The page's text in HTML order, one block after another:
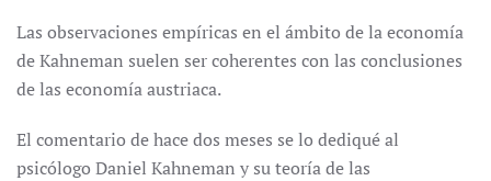
Las observaciones empíricas en el ámbito de la economía
de Kahneman suelen ser coherentes con las conclusiones
de las economía austriaca.
El comentario de hace dos meses se lo dediqué al
psicólogo Daniel Kahneman y su teoría de las